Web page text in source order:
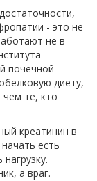
- это не
не в
почечной
диету,
чем те, кто
креатинин в
есть
а враг.